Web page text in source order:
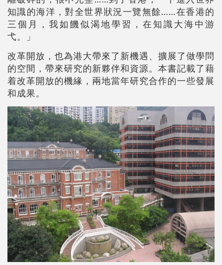
知識的海洋，對全世界狀況一覽無餘……在香港的
三個月，我如饑似渴地學習，在知識大海中游
弋。」
改革開放，也為港大帶來了新機遇、擴展了做學問
的空間，帶來研究的新夥伴和資源。本書記載了藉
着改革開放的機緣，兩地當年研究合作的一些發展
和成果。